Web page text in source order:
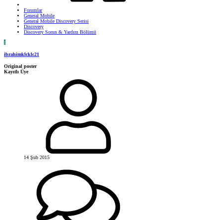
Forumlar
General Mobile
General Mobile Discovery Serisi
Discovery
Discovery Sorun & Yardım Bölümü
I
ibrahimklcklc21
Original poster
Kayıtlı Üye
14 Şub 2015